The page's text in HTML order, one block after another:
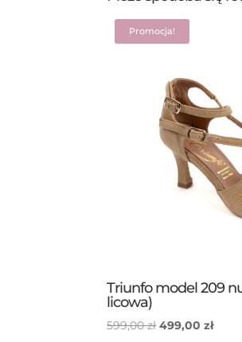
Promocja!
Triunfo model 209
licowa)
599,00złPierwotna
499,00zł